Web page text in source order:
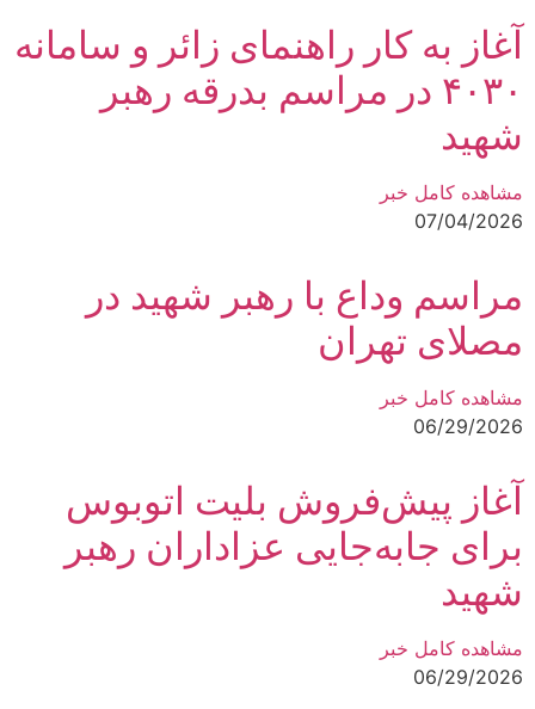
آغاز به کار راهنمای زائر و سامانه
۴۰۳۰ در مراسم بدرقه رهبر
شهید
مشاهده کامل خبر
07/04/2026
مراسم وداع با رهبر شهید در
مصلای تهران
مشاهده کامل خبر
06/29/2026
آغاز پیش‌فروش بلیت اتوبوس
برای جابه‌جایی عزاداران رهبر
شهید
مشاهده کامل خبر
06/29/2026